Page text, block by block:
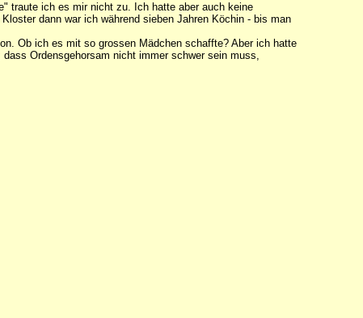
traute ich es mir nicht zu. Ich hatte aber auch keine
dann war ich während sieben Jahren Köchin - bis man
Ob ich es mit so grossen Mädchen schaffte? Aber ich hatte
Ordensgehorsam nicht immer schwer sein muss,